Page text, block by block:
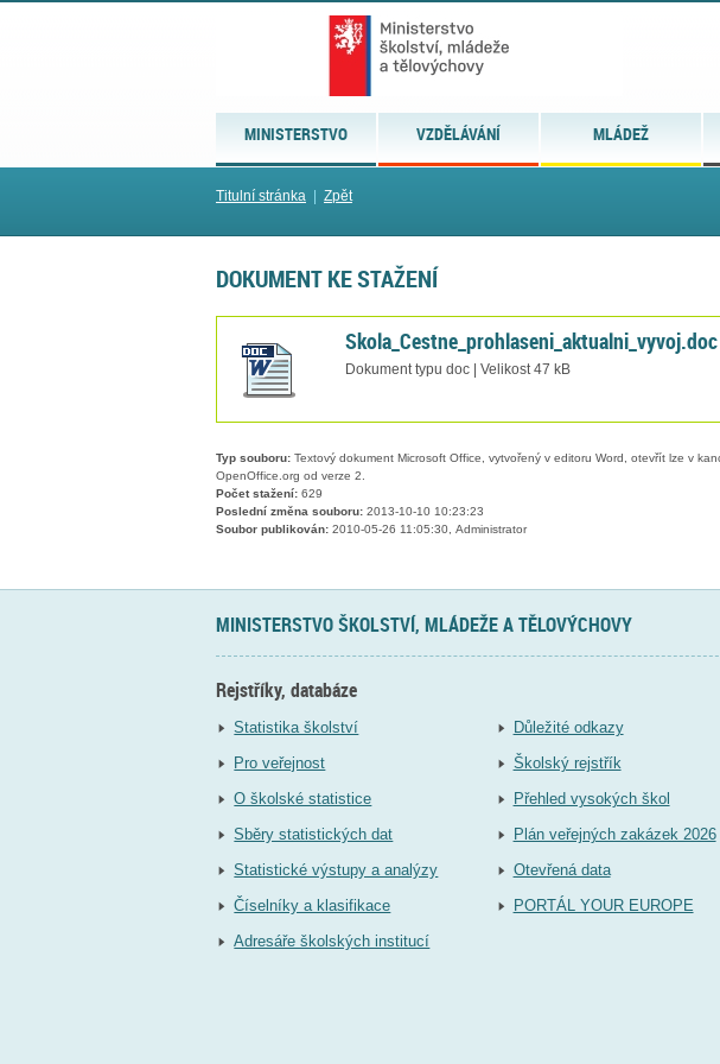
MINISTERSTVO VZDĚLÁVÁNÍ MLÁDEŽ
Titulní stránka Zpět
DOKUMENT KE STAŽENÍ
Skola_Cestne_prohlaseni_aktualni_vyvoj.doc
Dokument typu doc | Velikost 47 kB
Typ souboru: Textový dokument Microsoft Office, vytvořený v editoru Word, otevřít lze v
OpenOffice.org od verze 2.
Počet stažení: 629
Poslední změna souboru: 2013-10-10 10:23:23
Soubor publikován: 2010-05-26 11:05:30, Administrator
MINISTERSTVO ŠKOLSTVÍ, MLÁDEŽE A TĚLOVÝCHOVY
Rejstříky, databáze
Statistika školství
Pro veřejnost
O školské statistice
Sběry statistických dat
Statistické výstupy a analýzy
Číselníky a klasifikace
Adresáře školských institucí
Důležité odkazy
Školský rejstřík
Přehled vysokých škol
Plán veřejných zakázek 2026
Otevřená data
PORTÁL YOUR EUROPE